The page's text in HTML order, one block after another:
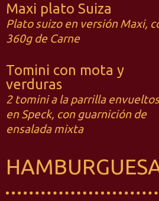
Maxi plato Suiza
Plato suizo en versión Maxi,
360g de Carne
Tomini con mota y
verduras
2 tomini a la parrilla envueltos
en Speck, con guarnición de
ensalada mixta